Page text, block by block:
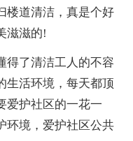
楼道清洁，真是个好
滋滋的!
了清洁工人的不容
生活环境，每天都顶
爱护社区的一花一
环境，爱护社区公共